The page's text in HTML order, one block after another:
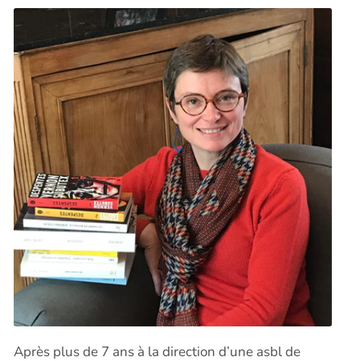
Après plus de 7 ans à la direction d’une asbl de